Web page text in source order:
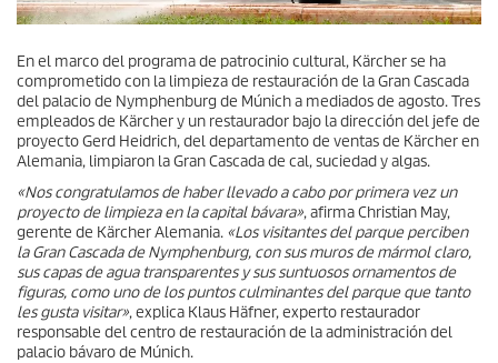
En el marco del programa de patrocinio cultural, Kärcher se ha
comprometido con la limpieza de restauración de la Gran Cascada
del palacio de Nymphenburg de Múnich a mediados de agosto. Tres
empleados de Kärcher y un restaurador bajo la dirección del jefe de
proyecto Gerd Heidrich, del departamento de ventas de Kärcher en
Alemania, limpiaron la Gran Cascada de cal, suciedad y algas.
«Nos congratulamos de haber llevado a cabo por primera vez un
proyecto de limpieza en la capital bávara», afirma Christian May,
gerente de Kärcher Alemania. «Los visitantes del parque perciben
la Gran Cascada de Nymphenburg, con sus muros de mármol claro,
sus capas de agua transparentes y sus suntuosos ornamentos de
figuras, como uno de los puntos culminantes del parque que tanto
les gusta visitar», explica Klaus Häfner, experto restaurador
responsable del centro de restauración de la administración del
palacio bávaro de Múnich.